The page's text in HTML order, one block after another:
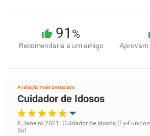
91 %
Recomendaria a um amigo
Aprovam
Avaliação mais destacada
Cuidador de Idosos
6 Janeiro 2021. Cuidador de Idosos (Ex-
Sul